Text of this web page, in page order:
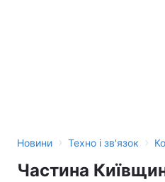
Новини › Техно і зв'язок ›
Частина